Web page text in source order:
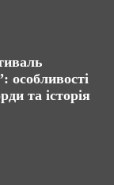
особливості
та історія